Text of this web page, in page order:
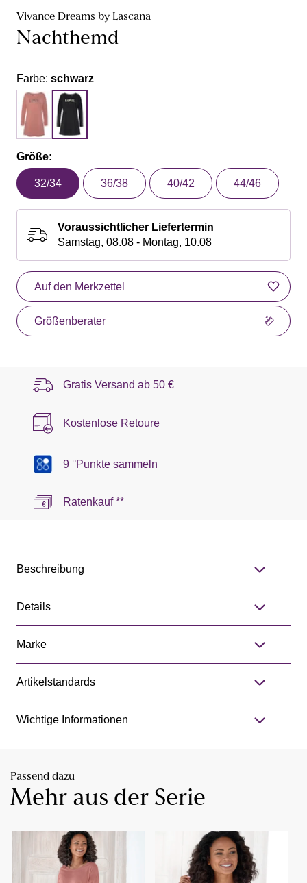
Vivance Dreams by Lascana
Nachthemd
Farbe: schwarz
Größe:
32/34 36/38 40/42 44/46
Voraussichtlicher Liefertermin
Samstag, 08.08 - Montag, 10.08
Auf den Merkzettel
Größenberater
Gratis Versand ab 50 €
Kostenlose Retoure
9 °Punkte sammeln
Ratenkauf **
Beschreibung
Details
Marke
Artikelstandards
Wichtige Informationen
Passend dazu
Mehr aus der Serie